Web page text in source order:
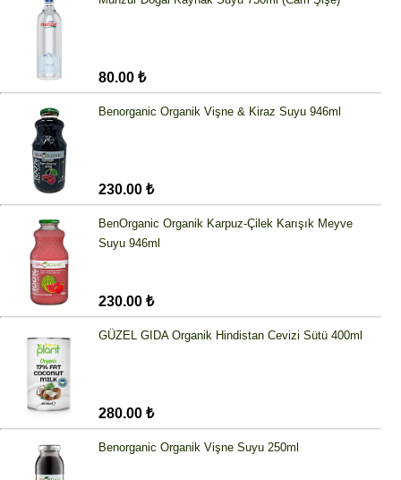
80.00 ₺
Benorganic Organik Vişne & Kiraz Suyu 946ml
230.00 ₺
BenOrganic Organik Karpuz-Çilek Karışık Meyve
Suyu 946ml
230.00 ₺
GÜZEL GIDA Organik Hindistan Cevizi Sütü 400ml
280.00 ₺
Benorganic Organik Vişne Suyu 250ml